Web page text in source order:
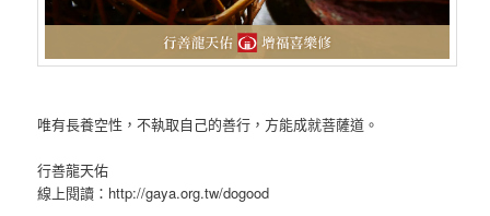
唯有長養空性，不執取自己的善行，方能成就菩薩道。
行善龍天佑
線上閱讀：http://gaya.org.tw/dogood